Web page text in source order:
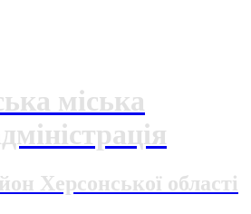
міська
Херсонської області